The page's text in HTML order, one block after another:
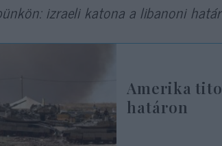
izraeli katona a libanoni
Amerika
határon